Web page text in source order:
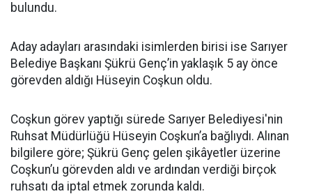
bulundu.
Aday adayları arasındaki isimlerden birisi ise Sarıyer
Belediye Başkanı Şükrü Genç’in yaklaşık 5 ay önce
görevden aldığı Hüseyin Coşkun oldu.
Coşkun görev yaptığı sürede Sarıyer Belediyesi'nin
Ruhsat Müdürlüğü Hüseyin Coşkun’a bağlıydı. Alınan
bilgilere göre; Şükrü Genç gelen şikâyetler üzerine
Coşkun’u görevden aldı ve ardından verdiği birçok
ruhsatı da iptal etmek zorunda kaldı.